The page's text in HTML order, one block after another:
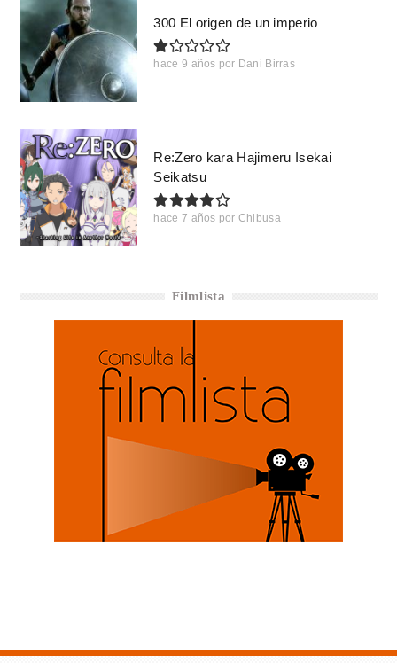
300 El origen de un imperio
hace 9 años por Dani Birras
Re:Zero kara Hajimeru Isekai
Seikatsu
hace 7 años por Chibusa
Filmlista